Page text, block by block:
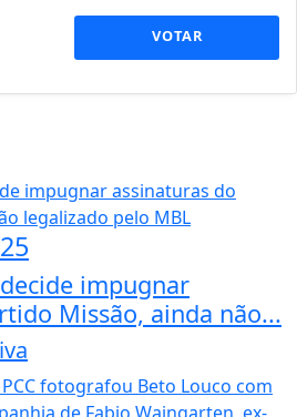
VOTAR
decide impugnar
Missão, ainda não...